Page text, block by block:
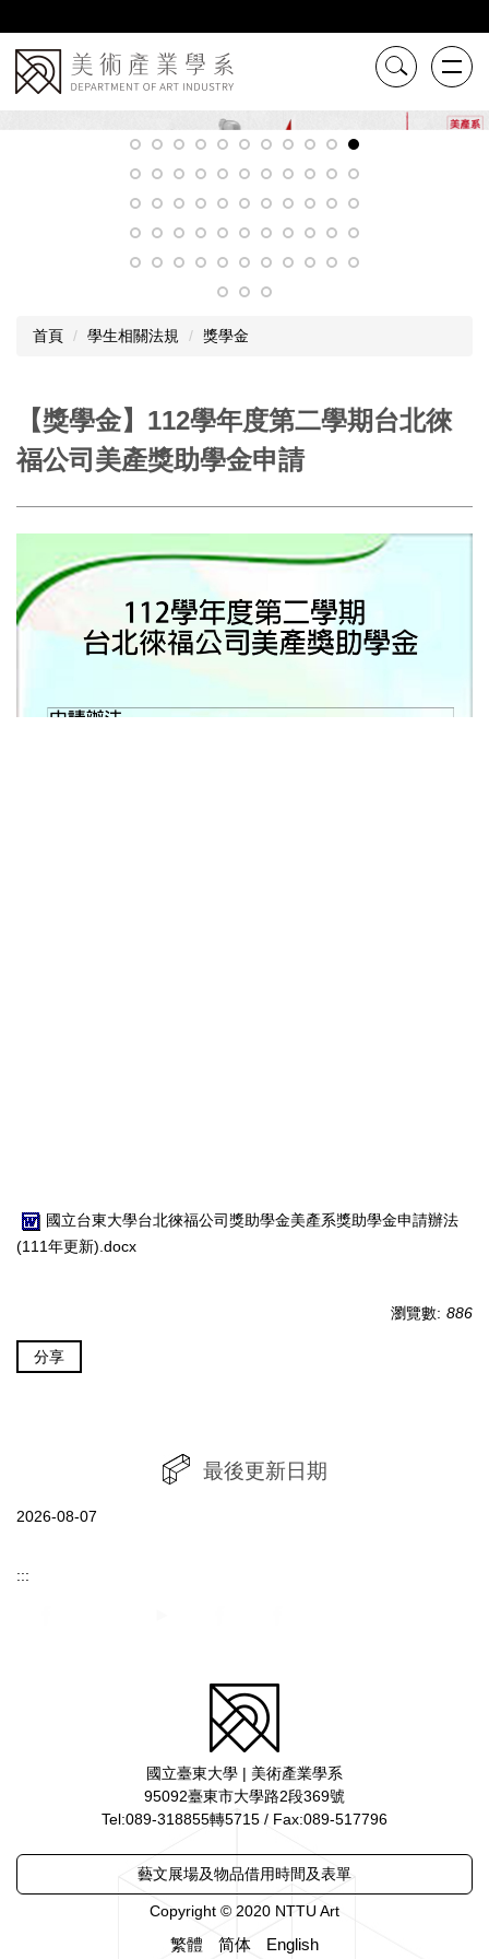
到
主
要
內
容
首頁 學生相關法規 獎學金
【獎學金】112學年度第二學期台北徠
福公司美產獎助學金申請
國立台東大學台北徠福公司獎助學金美產系獎助學金申請辦法
(111年更新).docx
瀏覽數: 886
分享
最後更新日期
2026-08-07
繁體 简体 English
:::
國立臺東大學 | 美術產業學系
95092臺東市大學路2段369號
Tel:089-318855轉5715 / Fax:089-517796
藝文展場及物品借用時間及表單
Copyright © 2020 NTTU Art